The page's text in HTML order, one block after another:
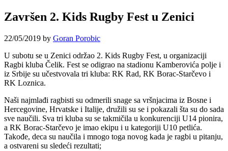
Završen 2. Kids Rugby Fest u Zenici
22/05/2019 by Goran Porobic
U subotu se u Zenici održao 2. Kids Rugby Fest, u organizaciji
Ragbi kluba Čelik. Fest se odigrao na stadionu Kamberovića polje i
iz Srbije su učestvovala tri kluba: RK Rad, RK Borac-Starčevo i
RK Loznica.
Naši najmlađi ragbisti su odmerili snage sa vršnjacima iz Bosne i
Hercegovine, Hrvatske i Italije, družili su se i pokazali šta su do sada
sve naučili. Sva tri kluba su se takmičila u konkurenciji U14 pionira,
a RK Borac-Starčevo je imao ekipu i u kategoriji U10 petlića.
Takođe, deca su naučila i mnogo toga novog kada je ragbi u pitanju,
a ostvareni su sledeći rezultati;